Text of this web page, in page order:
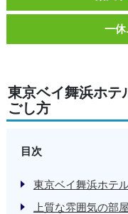
一
東京ベイ舞浜ホ
ごし方
目次
東京ベイ舞浜ホテ
上質な雰囲気の部